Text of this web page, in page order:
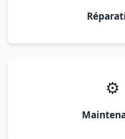
⚙️